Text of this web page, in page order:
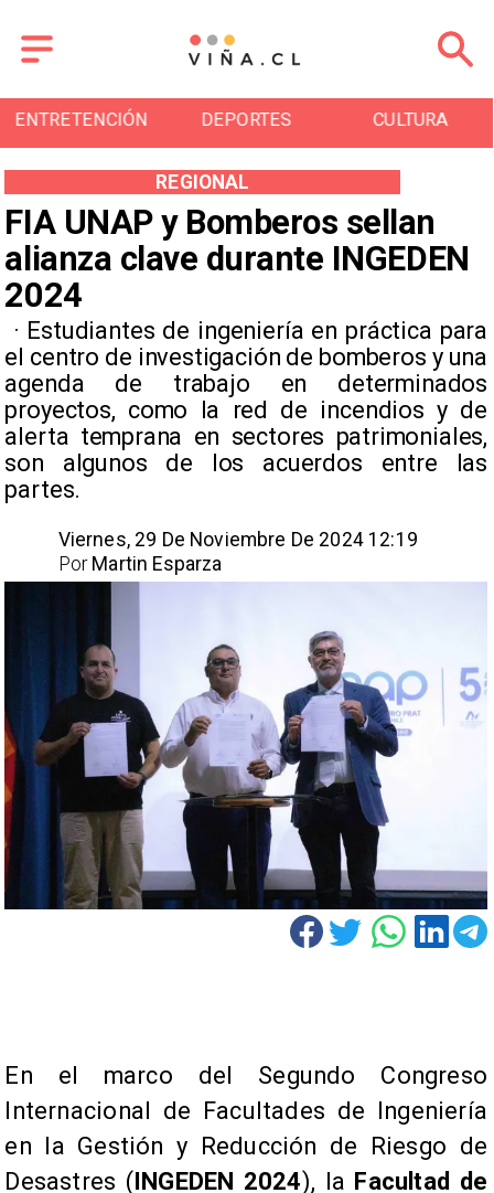
DEPORTES CULTURA TURISMO
FIA UNAP y Bomberos sellan
alianza clave durante INGEDEN
2024
​ · Estudiantes de ingeniería en práctica para
el centro de investigación de bomberos y una
agenda de trabajo en determinados
proyectos, como la red de incendios y de
alerta temprana en sectores patrimoniales,
son algunos de los acuerdos entre las
partes. ​
REGIONAL
Viernes, 29 De Noviembre De 2024 12:19
Martin Esparza
Por
En el marco del Segundo Congreso
Internacional de Facultades de Ingeniería
en la Gestión y Reducción de Riesgo de
Desastres (INGEDEN 2024), la Facultad de